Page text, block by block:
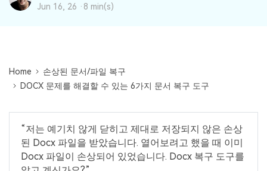
Repairit -- 이메일
무료 체험하기
AI 보정
손상된 파일 복구 전문가
가이드
데이터 복구
기타 복구
플랜 확인
Repairit
인공지능 기반 영상, 사진, 문서 및 오디오 파일의 복
원 전문가
로그인
Jun 16, 26 · 8 min(s)
Home
손상된 문서/파일 복구
DOCX 문제를 해결할 수 있는 6가지 문서 복구 도구
“저는 예기치 않게 닫히고 제대로 저장되지 않은 손상
된 Docx 파일을 받았습니다. 열어보려고 했을 때 이미
Docx 파일이 손상되어 있었습니다. Docx 복구 도구를